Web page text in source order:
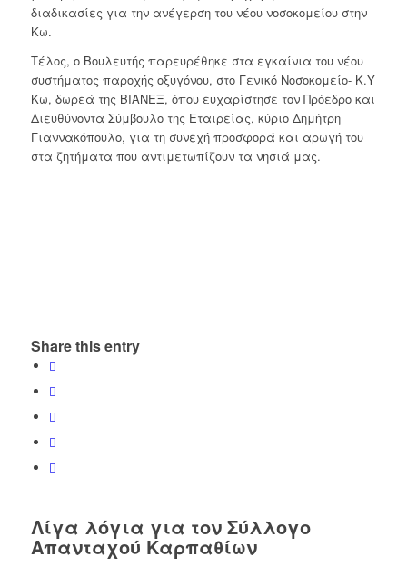
διαδικασίες για την ανέγερση του νέου νοσοκομείου στην
Κω.
Τέλος, ο Βουλευτής παρευρέθηκε στα εγκαίνια του νέου
συστήματος παροχής οξυγόνου, στο Γενικό Νοσοκομείο- Κ.Υ
Κω, δωρεά της ΒΙΑΝΕΞ, όπου ευχαρίστησε τον Πρόεδρο και
Διευθύνοντα Σύμβουλο της Εταιρείας, κύριο Δημήτρη
Γιαννακόπουλο, για τη συνεχή προσφορά και αρωγή του
στα ζητήματα που αντιμετωπίζουν τα νησιά μας.
Share this entry
Λίγα λόγια για τον Σύλλογο
Απανταχού Καρπαθίων